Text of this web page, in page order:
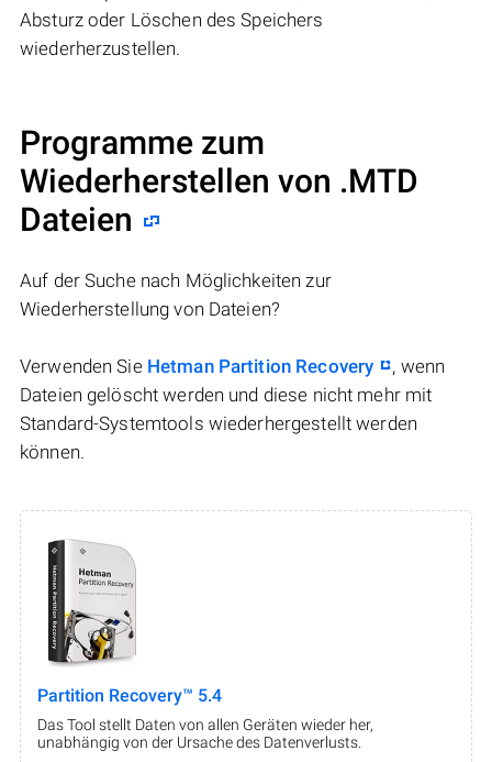
Absturz oder Löschen des Speichers
wiederherzustellen.
Programme zum
Wiederherstellen von .MTD
Dateien
Auf der Suche nach Möglichkeiten zur
Wiederherstellung von Dateien?
Verwenden Sie Hetman Partition Recovery
, wenn
Dateien gelöscht werden und diese nicht mehr mit
Standard-Systemtools wiederhergestellt werden
können.
Partition Recovery™ 5.4
Das Tool stellt Daten von allen Geräten wieder her,
unabhängig von der Ursache des Datenverlusts.